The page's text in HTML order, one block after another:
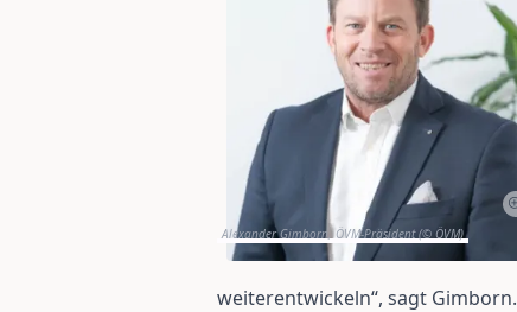
Alexander Gimborn, ÖVM-Präsident (© ÖVM)
weiterentwickeln“, sagt Gimborn.